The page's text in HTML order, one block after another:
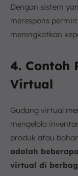
Dengan sistem
merespons
meningkatkan
4. Contoh
Virtual
Gudang virtual
mengelola
produk atau
adalah
virtual di